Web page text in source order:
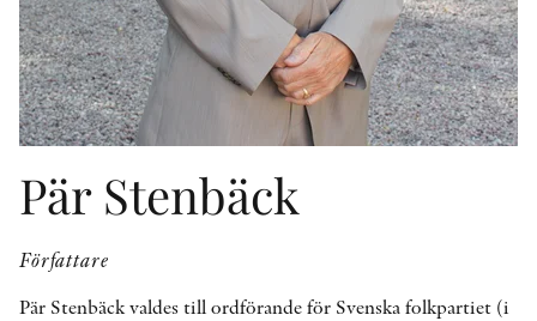
Pär Stenbäck
Författare
Pär Stenbäck valdes till ordförande för Svenska folkpartiet (i